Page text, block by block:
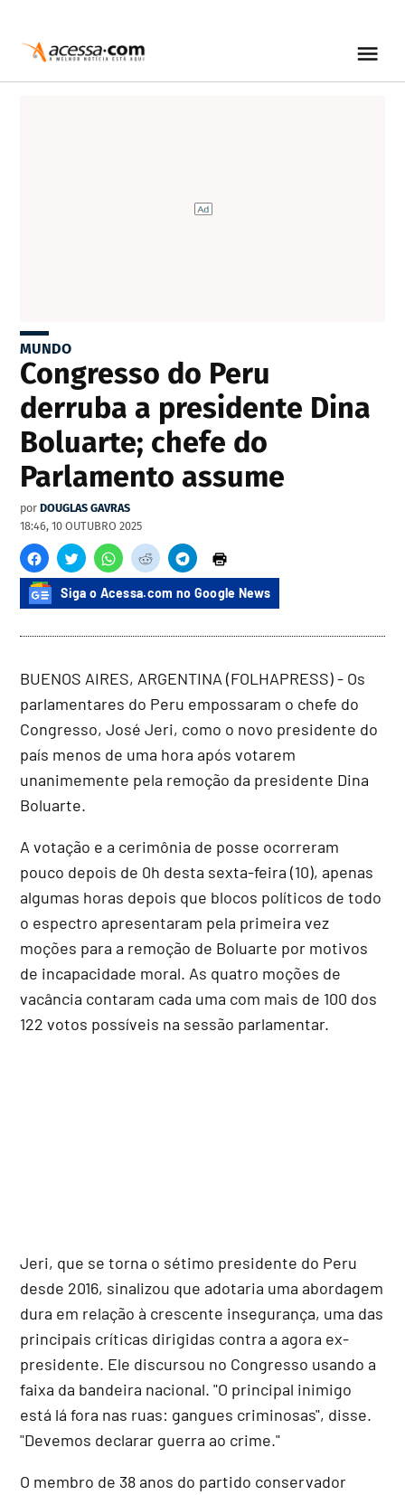
MUNDO
Congresso do Peru
derruba a presidente Dina
Boluarte; chefe do
Parlamento assume
por DOUGLAS GAVRAS
18:46, 10 OUTUBRO 2025
Siga o Acessa.com no Google News
BUENOS AIRES, ARGENTINA (FOLHAPRESS) - Os
parlamentares do Peru empossaram o chefe do
Congresso, José Jeri, como o novo presidente do
país menos de uma hora após votarem
unanimemente pela remoção da presidente Dina
Boluarte.
A votação e a cerimônia de posse ocorreram
pouco depois de 0h desta sexta-feira (10), apenas
algumas horas depois que blocos políticos de todo
o espectro apresentaram pela primeira vez
moções para a remoção de Boluarte por motivos
de incapacidade moral. As quatro moções de
vacância contaram cada uma com mais de 100 dos
122 votos possíveis na sessão parlamentar.
Jeri, que se torna o sétimo presidente do Peru
desde 2016, sinalizou que adotaria uma abordagem
dura em relação à crescente insegurança, uma das
principais críticas dirigidas contra a agora ex-
presidente. Ele discursou no Congresso usando a
faixa da bandeira nacional. "O principal inimigo
está lá fora nas ruas: gangues criminosas", disse.
"Devemos declarar guerra ao crime."
O membro de 38 anos do partido conservador